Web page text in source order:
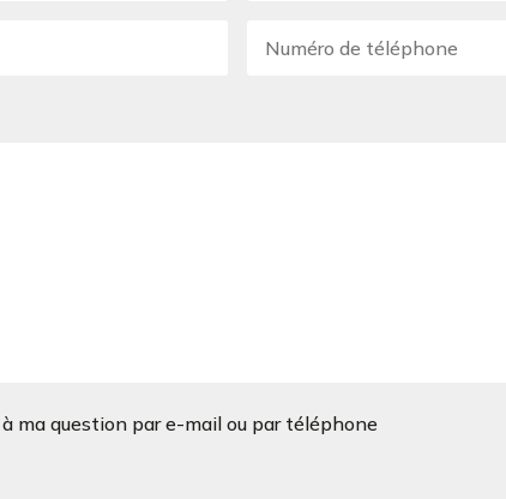
à ma question par e-mail ou par téléphone